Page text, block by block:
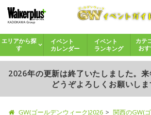
エリアから探
す
イベント
カレンダー
イベント
ランキング
カテ
お
2026年の更新は終了いたしました。
どうぞよろしくお願いしま
GW(ゴールデンウィーク)2026 関西のGW(